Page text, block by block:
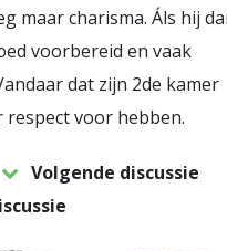
maar charisma. Áls hij
voorbereid en vaak
dat zijn 2de kamer
respect voor hebben.
Volgende discussie